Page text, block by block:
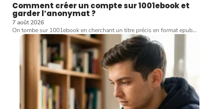
Comment créer un compte sur 1001ebook et
garder l’anonymat ?
7 août 2026
On tombe sur 1001ebook en cherchant un titre précis en format epub…